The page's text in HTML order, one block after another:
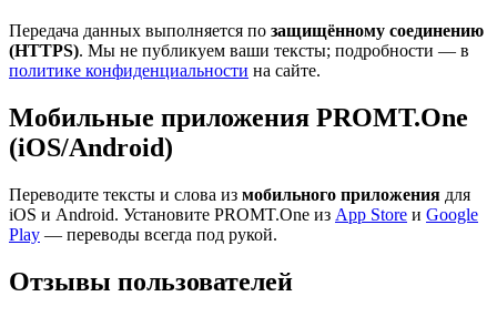
Передача данных выполняется по защищённому соединению
(HTTPS). Мы не публикуем ваши тексты; подробности — в
политике конфиденциальности на сайте.
Мобильные приложения PROMT.One
(iOS/Android)
Переводите тексты и слова из мобильного приложения для
iOS и Android. Установите PROMT.One из App Store и Google
Play — переводы всегда под рукой.
Отзывы пользователей